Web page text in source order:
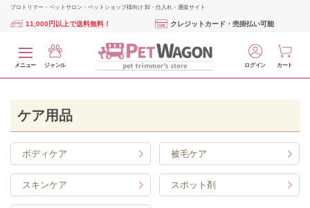
プロトリマー・ペットサロン・ペットショップ様向け 卸・仕入れ・通販サイト
11,000円以上で送料無料！ クレジットカード・売掛払い可能
メニュー ジャンル ログイン カート
ケア用品
ボディケア 被毛ケア
スキンケア スポット剤